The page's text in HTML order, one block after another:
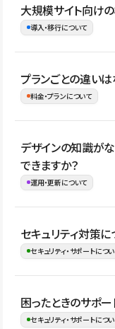
はい。既存サイトの構
Studio上に再構築す
イト全体のデザインや
め、移行後にページ
大規模サイト向け
導入・移行について
はい。アクセス規模が
理、セキュリティ確
ない段階でも、お問
お問合せはこちら
プランごとの違いは
料金・プランについて
公開ページ数、バージ
管理の有無などがプ
ージをご覧ください。
デザインの知識が
できますか？
運用・更新について
はい。CMSやコンポ
ことで、デザインを
ながらレイアウトに影
す。
セキュリティ対策に
セキュリティ・サポートにつ
Studioでは、公開サイ
の暗号化、データ保
困ったときのサポー
セキュリティ・サポートにつ